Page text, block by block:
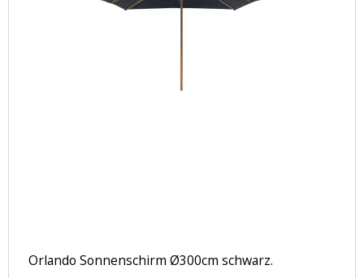
Orlando Sonnenschirm Ø300cm schwarz.